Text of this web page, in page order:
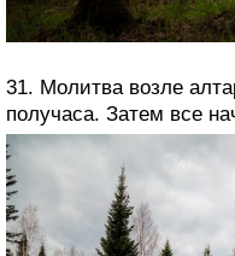
31. Молитва возле
получаса. Затем все